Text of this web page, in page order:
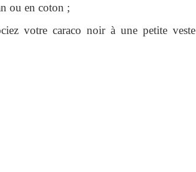
ou en coton ;
votre caraco noir à une petite veste